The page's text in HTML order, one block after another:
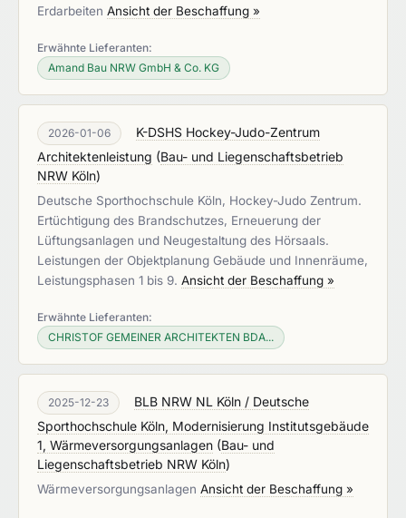
Erdarbeiten Ansicht der Beschaffung »
Erwähnte Lieferanten:
Amand Bau NRW GmbH & Co. KG
2026-01-06
K-DSHS Hockey-Judo-Zentrum
Architektenleistung (Bau- und Liegenschaftsbetrieb
NRW Köln)
Deutsche Sporthochschule Köln, Hockey-Judo Zentrum.
Ertüchtigung des Brandschutzes, Erneuerung der
Lüftungsanlagen und Neugestaltung des Hörsaals.
Leistungen der Objektplanung Gebäude und Innenräume,
Leistungsphasen 1 bis 9. Ansicht der Beschaffung »
Erwähnte Lieferanten:
CHRISTOF GEMEINER ARCHITEKTEN BDA...
2025-12-23
BLB NRW NL Köln / Deutsche
Sporthochschule Köln, Modernisierung Institutsgebäude
1, Wärmeversorgungsanlagen (Bau- und
Liegenschaftsbetrieb NRW Köln)
Wärmeversorgungsanlagen Ansicht der Beschaffung »